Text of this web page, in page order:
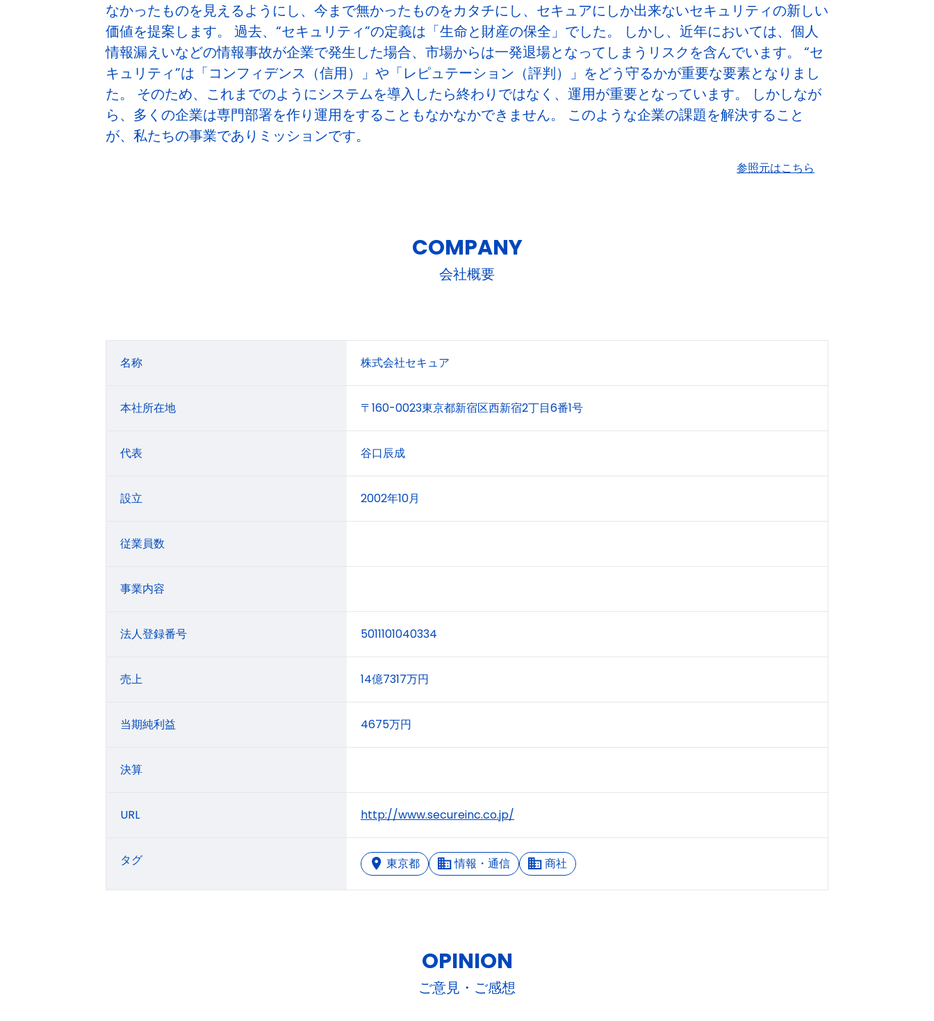
なかったものを見えるようにし、今まで無かったものをカタチにし、セキュアにしか出来ないセキュリティの新しい
価値を提案します。 過去、“セキュリティ”の定義は「生命と財産の保全」でした。 しかし、近年においては、個人
情報漏えいなどの情報事故が企業で発生した場合、市場からは一発退場となってしまうリスクを含んでいます。 “セ
キュリティ”は「コンフィデンス（信用）」や「レピュテーション（評判）」をどう守るかが重要な要素となりまし
た。 そのため、これまでのようにシステムを導入したら終わりではなく、運用が重要となっています。 しかしなが
ら、多くの企業は専門部署を作り運用をすることもなかなかできません。 このような企業の課題を解決すること
が、私たちの事業でありミッションです。
参照元はこちら
COMPANY
会社概要
名称 株式会社セキュア
本社所在地 〒160-0023東京都新宿区西新宿2丁目6番1号
代表 谷口辰成
設立 2002年10月
従業員数
事業内容
法人登録番号 5011101040334
売上 14億7317万円
当期純利益 4675万円
決算
URL http://www.secureinc.co.jp/
タグ 東京都 情報・通信 商社
OPINION
ご意見・ご感想